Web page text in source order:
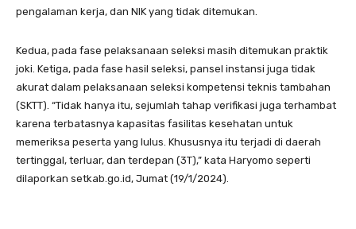
pengalaman kerja, dan NIK yang tidak ditemukan.
Kedua, pada fase pelaksanaan seleksi masih ditemukan praktik
joki. Ketiga, pada fase hasil seleksi, pansel instansi juga tidak
akurat dalam pelaksanaan seleksi kompetensi teknis tambahan
(SKTT). “Tidak hanya itu, sejumlah tahap verifikasi juga terhambat
karena terbatasnya kapasitas fasilitas kesehatan untuk
memeriksa peserta yang lulus. Khususnya itu terjadi di daerah
tertinggal, terluar, dan terdepan (3T),” kata Haryomo seperti
dilaporkan setkab.go.id, Jumat (19/1/2024).